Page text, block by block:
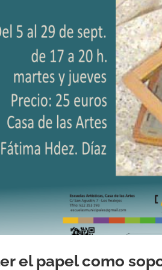
el papel como